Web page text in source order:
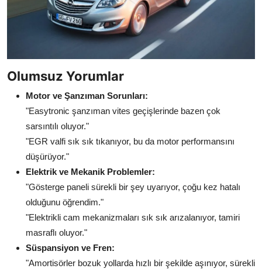
Olumsuz Yorumlar
Motor ve Şanzıman Sorunları:
"Easytronic şanzıman vites geçişlerinde bazen çok
sarsıntılı oluyor."
"EGR valfi sık sık tıkanıyor, bu da motor performansını
düşürüyor."
Elektrik ve Mekanik Problemler:
"Gösterge paneli sürekli bir şey uyarıyor, çoğu kez hatalı
olduğunu öğrendim."
"Elektrikli cam mekanizmaları sık sık arızalanıyor, tamiri
masraflı oluyor."
Süspansiyon ve Fren:
"Amortisörler bozuk yollarda hızlı bir şekilde aşınıyor, sürekli